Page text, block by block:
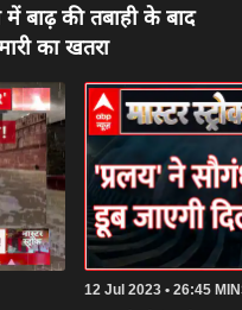
बाढ़ की तबाही के बाद
का खतरा
12 Jul 2023 • 26:45